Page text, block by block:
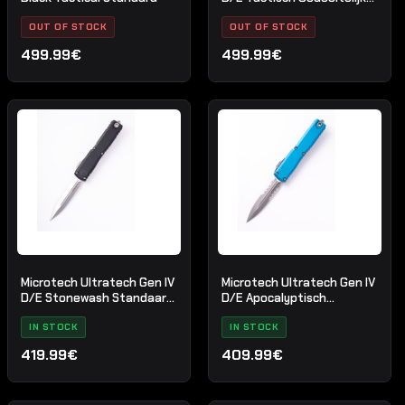
OUT OF STOCK
499.99€
gekarteld Zwart
OUT OF STOCK
499.99€
Microtech Ultratech Gen IV
D/E Stonewash Standaard
Zwart
IN STOCK
419.99€
Microtech Ultratech Gen IV
D/E Apocalyptisch
gedeeltelijk gekarteld
blauw
IN STOCK
409.99€